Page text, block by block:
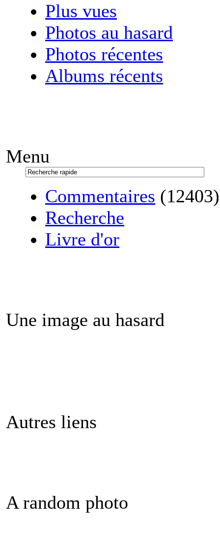
Plus vues
Photos au hasard
Photos récentes
Albums récents
Menu
Commentaires (12403)
Recherche
Livre d'or
Une image au hasard
Autres liens
A random photo